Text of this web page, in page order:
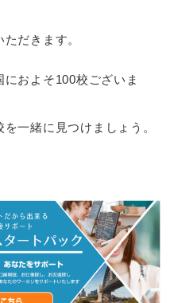
だきます。
およそ100校ございま
一緒に見つけましょう。